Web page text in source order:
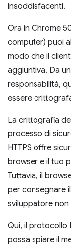
insoddisfacenti.
Ora in Chrome
computer) puoi
modo che il
aggiuntiva. Da
responsabilità,
essere
La crittografia
processo di
HTTPS offre
browser e il tuo
Tuttavia, il
per consegnare
sviluppatore non
Qui, il protocollo
possa spiare il